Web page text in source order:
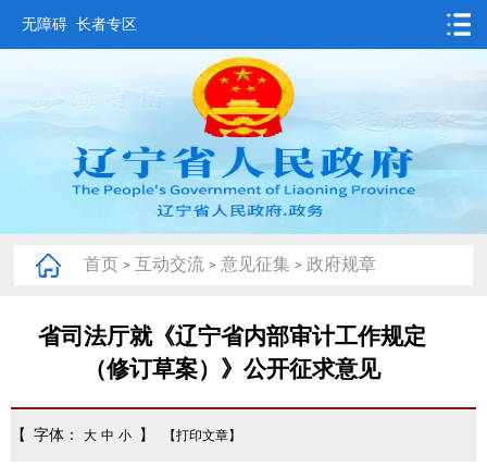
无障碍 长者专区
要闻动态
政务公开
互动交流
省情概况
首页 > 互动交流 > 意见征集 > 政府规章
省司法厅就《辽宁省内部审计工作规定
（修订草案）》公开征求意见
【 字体： 大 中 小 】 【打印文章】